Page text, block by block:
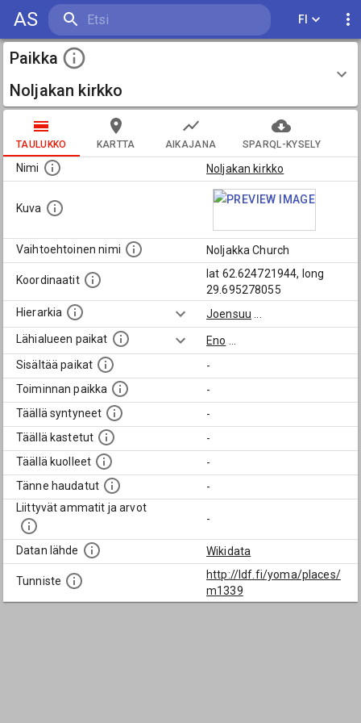
AS FI
Paikka
Noljakan kirkko
TAULUKKO KARTTA AIKAJANA SPARQL-KYSELY
Nimi Noljakan kirkko
Kuva
Vaihtoehtoinen nimi Noljakka Church
Koordinaatit
lat 62.624721944, long
29.695278055
Hierarkia
Joensuu
Lähialueen paikat
Eno
Sisältää paikat
-
Toiminnan paikka
-
Täällä syntyneet
-
Täällä kastetut
-
Täällä kuolleet
-
Tänne haudatut
-
Liittyvät ammatit ja arvot
-
Datan lähde Wikidata
Tunniste
http://ldf.fi/yoma/places/
m1339